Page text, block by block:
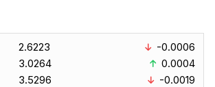
2.6223
3.0264
3.5296
-0.0006
0.0004
-0.0019